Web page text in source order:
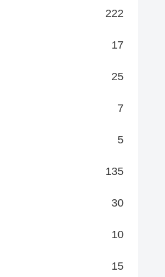
222
17
25
7
5
135
30
10
15